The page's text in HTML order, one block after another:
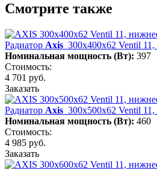
Смотрите также
Радиатор Axis 300х400х62 Ventil
Номинальная мощность (Вт): 397
Стоимость:
4 701 руб.
Заказать
Радиатор Axis 300х500х62 Ventil
Номинальная мощность (Вт): 460
Стоимость:
4 985 руб.
Заказать